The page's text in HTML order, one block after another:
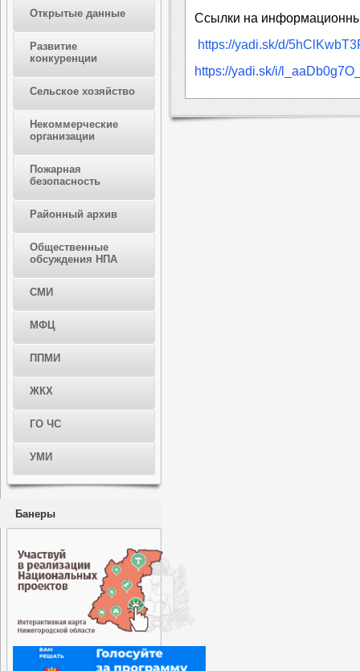
Открытые данные
Развитие
конкуренции
Сельское хозяйство
Некоммерческие
организации
Пожарная
безопасность
Районный архив
Общественные
обсуждения НПА
СМИ
МФЦ
ППМИ
ЖКХ
ГО ЧС
УМИ
Банеры
Ссылки на
https://yadi.sk/d/
https://yadi.sk/i/